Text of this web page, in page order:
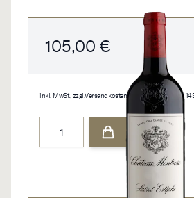
105,00 €
inkl. MwSt., zzgl.Versandkosten• 0,75 l • 140,00 €/l •